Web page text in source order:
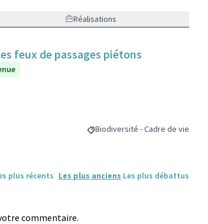
Réalisations
feux de passages piétons
Filtrer les résultats pour le
Biodiversité - Cadre de vie
plus récents Les plus anciens Les plus débattus
commentaire.